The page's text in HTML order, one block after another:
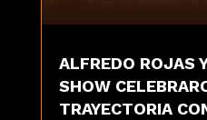
ALFREDO ROJAS
SHOW
TRAYECTORIA